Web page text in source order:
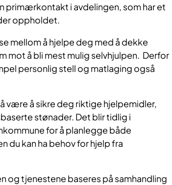
primærkontakt i avdelingen, som har et
oppholdet.
mellom å hjelpe deg med å dekke
mot å bli mest mulig selvhjulpen. Derfor
personlig stell og matlaging også
være å sikre deg riktige hjelpemidler,
stønader. Det blir tidlig i
for å planlegge både
du kan ha behov for hjelp fra
og tjenestene baseres på samhandling